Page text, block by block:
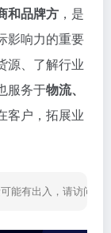
和品牌方 ，是
影响力的重要
源、了解行业
服务于物流、
客户，拓展业
能有出入，请访问网